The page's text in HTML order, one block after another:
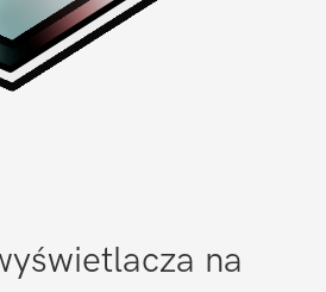
na